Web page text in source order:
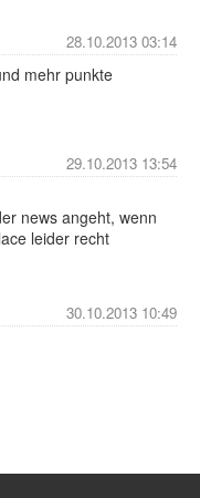
28.10.2013 03:14
mehr punkte
29.10.2013 13:54
news angeht, wenn
leider recht
30.10.2013 10:49